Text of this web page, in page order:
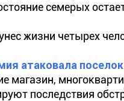
семерых
жизни четырех
атаковала
магазин,
последствия